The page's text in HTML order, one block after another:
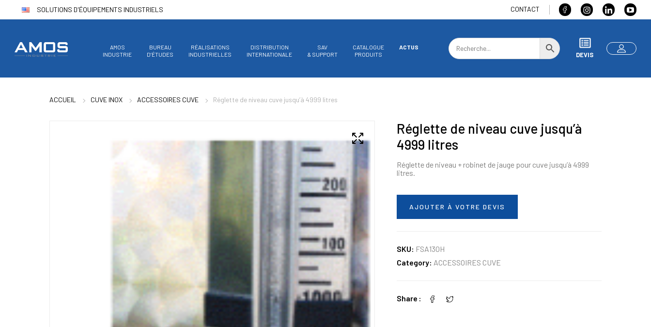
SOLUTIONS D'ÉQUIPEMENTS INDUSTRIELS CONTACT
AMOS
INDUSTRIE
BUREAU
D’ÉTUDES
RÉALISATIONS
INDUSTRIELLES
DISTRIBUTION
INTERNATIONALE
SAV
& SUPPORT
CATALOGUE
PRODUITS
ACTUS
DEVIS
ACCUEIL CUVE INOX ACCESSOIRES CUVE Réglette de niveau cuve jusqu’à 4999 litres
Réglette de niveau cuve jusqu’à
4999 litres
Réglette de niveau + robinet de jauge pour cuve jusqu’à 4999
litres.
AJOUTER À VOTRE DEVIS
SKU: FSA130H
Category: ACCESSOIRES CUVE
Share